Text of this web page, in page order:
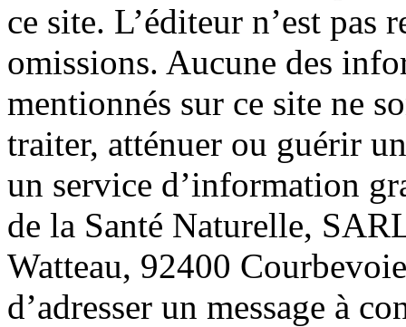
ce site. L’éditeur n’est pas
omissions. Aucune des
mentionnés sur ce site ne
traiter, atténuer ou guérir
un service d’information
de la Santé Naturelle,
Watteau, 92400
d’adresser un message à